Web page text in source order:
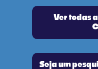
Ver todas
Seja um